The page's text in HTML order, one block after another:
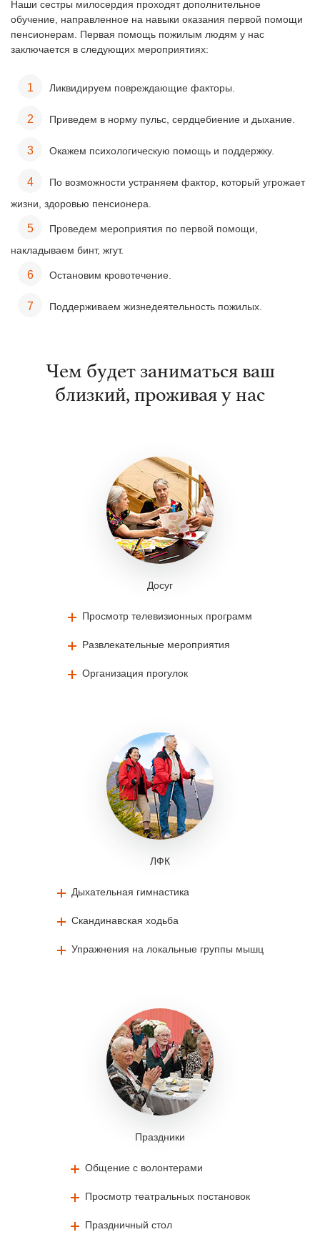
Наши сестры милосердия проходят дополнительное
обучение, направленное на навыки оказания первой помощи
пенсионерам. Первая помощь пожилым людям у нас
заключается в следующих мероприятиях:
Ликвидируем повреждающие факторы.
Приведем в норму пульс, сердцебиение и дыхание.
Окажем психологическую помощь и поддержку.
По возможности устраняем фактор, который угрожает
жизни, здоровью пенсионера.
Проведем мероприятия по первой помощи,
накладываем бинт, жгут.
Остановим кровотечение.
Поддерживаем жизнедеятельность пожилых.
Чем будет заниматься ваш
близкий, проживая у нас
Досуг
Просмотр телевизионных программ
Развлекательные мероприятия
Организация прогулок
ЛФК
Дыхательная гимнастика
Скандинавская ходьба
Упражнения на локальные группы мышц
Праздники
Общение с волонтерами
Просмотр театральных постановок
Праздничный стол